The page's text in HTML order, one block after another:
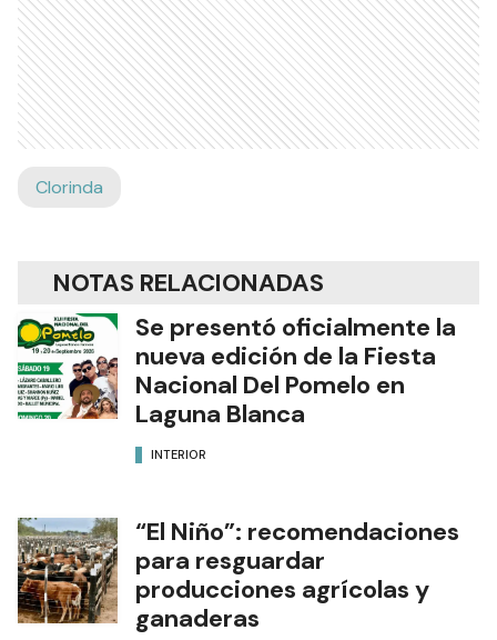
Clorinda
NOTAS RELACIONADAS
Se presentó oficialmente la
nueva edición de la Fiesta
Nacional Del Pomelo en
Laguna Blanca
INTERIOR
“El Niño”: recomendaciones
para resguardar
producciones agrícolas y
ganaderas